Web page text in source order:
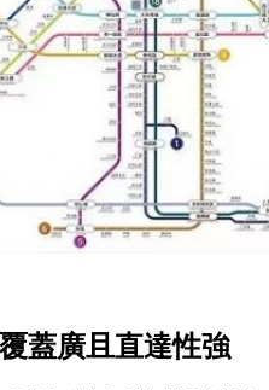
蓋廣且直達性強